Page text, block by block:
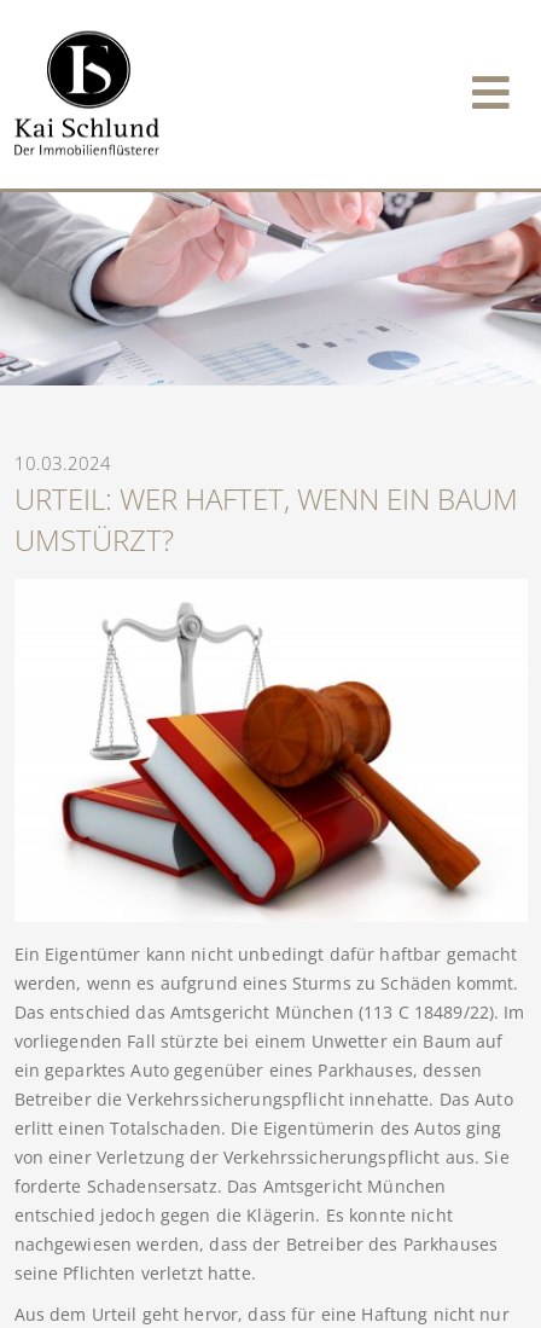
10.03.2024
URTEIL: WER HAFTET, WENN EIN BAUM
UMSTÜRZT?
Ein Eigentümer kann nicht unbedingt dafür haftbar gemacht
werden, wenn es aufgrund eines Sturms zu Schäden kommt.
Das entschied das Amtsgericht München (113 C 18489/22). Im
vorliegenden Fall stürzte bei einem Unwetter ein Baum auf
ein geparktes Auto gegenüber eines Parkhauses, dessen
Betreiber die Verkehrssicherungspflicht innehatte. Das Auto
erlitt einen Totalschaden. Die Eigentümerin des Autos ging
von einer Verletzung der Verkehrssicherungspflicht aus. Sie
forderte Schadensersatz. Das Amtsgericht München
entschied jedoch gegen die Klägerin. Es konnte nicht
nachgewiesen werden, dass der Betreiber des Parkhauses
seine Pflichten verletzt hatte.
Aus dem Urteil geht hervor, dass für eine Haftung nicht nur